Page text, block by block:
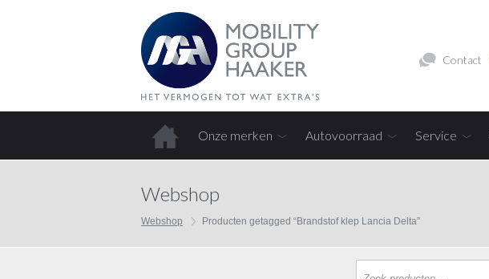
Contact
Onze merken Autovoorraad Service
Webshop
Webshop Producten getagged “Brandstof klep Lancia Delta”